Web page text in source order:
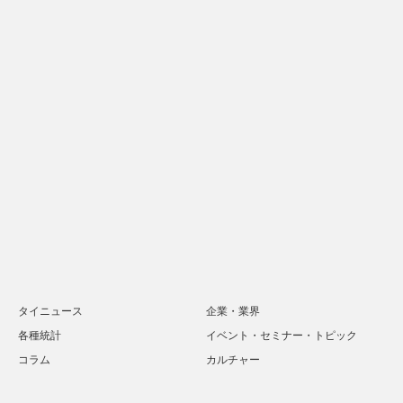
タイニュース
企業・業界
各種統計
イベント・セミナー・トピック
コラム
カルチャー